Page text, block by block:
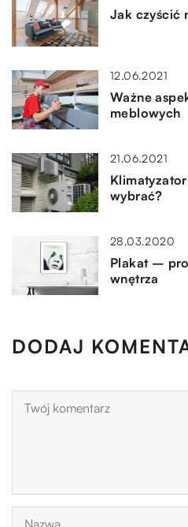
Jak czyścić
12.06.2021
Ważne
meblowych
21.06.2021
wybrać?
28.03.2020
Plakat –
wnętrza
DODAJ